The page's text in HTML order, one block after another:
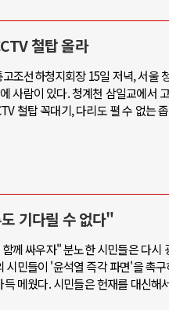
철탑 올라
조선하청지회장 15일 저녁, 서울
사람이 있다. 청계천 삼일교에서
철탑 꼭대기, 다리도 펼 수 없는
기다릴 수 없다"
께 싸우자" 분노한 시민들은 다시
시민들이 '윤석열 즉각 파면'을 촉
메웠다. 시민들은 헌재를 대신해